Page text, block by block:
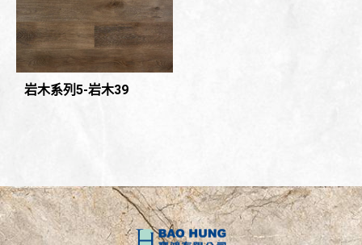
岩木系列5-岩木39